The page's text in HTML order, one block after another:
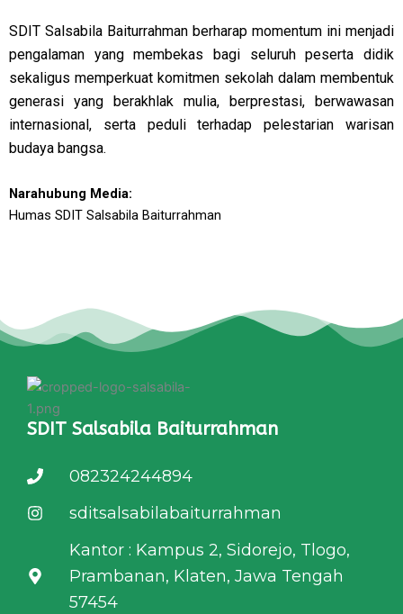
SDIT Salsabila Baiturrahman berharap momentum ini menjadi
pengalaman yang membekas bagi seluruh peserta didik
sekaligus memperkuat komitmen sekolah dalam membentuk
generasi yang berakhlak mulia, berprestasi, berwawasan
internasional, serta peduli terhadap pelestarian warisan
budaya bangsa.
Narahubung Media:
Humas SDIT Salsabila Baiturrahman
SDIT Salsabila Baiturrahman
082324244894
sditsalsabilabaiturrahman
Kantor : Kampus 2, Sidorejo, Tlogo,
Prambanan, Klaten, Jawa Tengah
57454